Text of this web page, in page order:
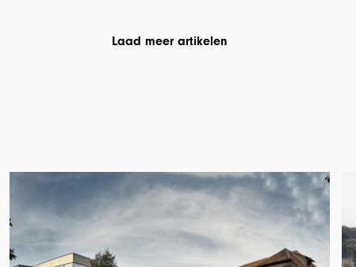
Laad meer artikelen